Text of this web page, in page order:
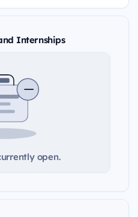
Internships
open.